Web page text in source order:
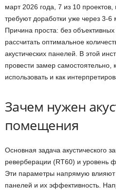
март 2026 года, 7 из 10
требуют доработки уже через 3-
Причина проста: без
рассчитать оптимальное
акустических панелей. В этой
провести замер самостоятельно,
использовать и как
Зачем нужен
помещения
Основная задача акустического
реверберации (RT60) и уровень
Эти параметры напрямую влияют
панелей и их эффективность.